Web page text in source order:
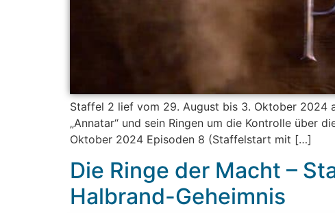
Staffel 2 lief vom 29. August bis 3. Oktober 2024
„Annatar“ und sein Ringen um die Kontrolle über
Oktober 2024 Episoden 8 (Staffelstart mit […]
Die Ringe der Macht –
Halbrand-Geheimnis